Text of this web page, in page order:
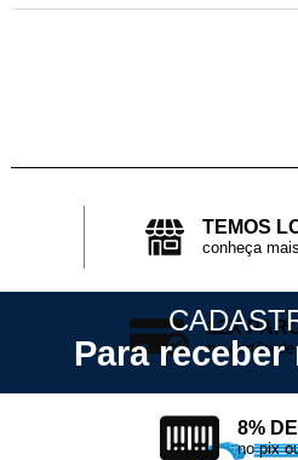
TEMOS
conheça
12X
no cartão
8%
no pix
Para